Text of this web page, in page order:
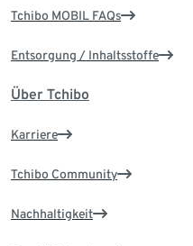
Tchibo MOBIL FAQs
Entsorgung / Inhaltsstoffe
Über Tchibo
Karriere
Tchibo Community
Nachhaltigkeit